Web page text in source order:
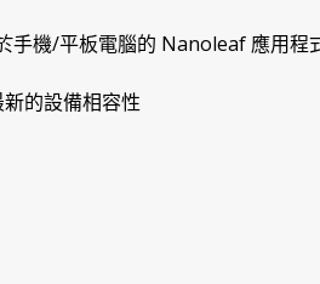
機/平板電腦的 Nanoleaf 應用程
的設備相容性